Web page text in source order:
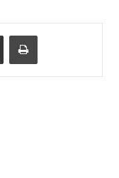
Podijeli putem Emaila Print